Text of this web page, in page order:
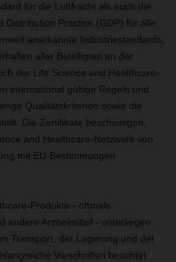
für die Luftfracht als auch die
Distribution Practice (GDP) für alle
anerkannte Industriestandards,
aller Beteiligten an der
der Life Science and Healthcare-
international gültige Regeln und
Qualitätskriterien sowie die
Die Zertifikate bescheinigen,
and Healthcare-Netzwerk von
mit EU-Bestimmungen
Produkte - oftmals
andere Arzneimittel - unterliegen
Transport, der Lagerung und der
Vorschriften beachtet